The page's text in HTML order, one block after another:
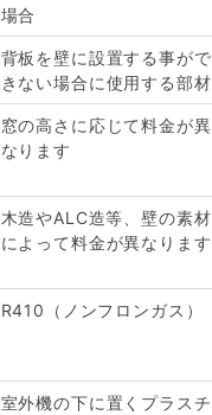
場合
背板を壁に設置する事がで
きない場合に使用する部材
窓の高さに応じて料金が異
なります
木造やALC造等、壁の素材
によって料金が異なります
R410（ノンフロンガス）
室外機の下に置くプラスチ